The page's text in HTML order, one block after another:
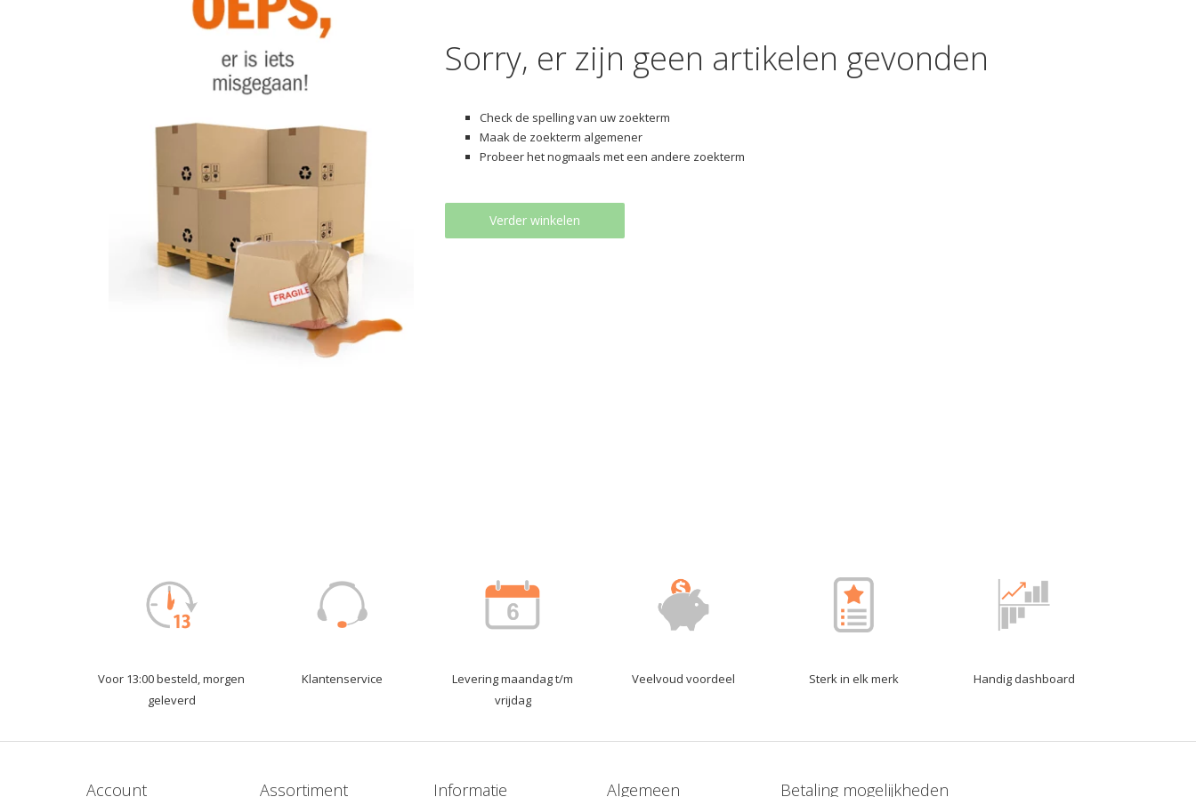
Sorry, er zijn geen artikelen gevonden
Check de spelling van uw zoekterm
Maak de zoekterm algemener
Probeer het nogmaals met een andere zoekterm
Verder winkelen
Voor 13:00 besteld, morgen
geleverd
Klantenservice
Levering maandag t/m
vrijdag
Veelvoud voordeel Sterk in elk merk Handig dashboard
Account Assortiment Informatie Algemeen Betaling mogelijkheden